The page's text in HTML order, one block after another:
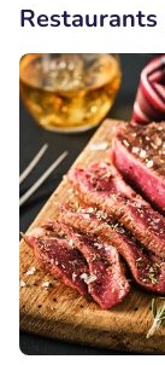
Restaurants